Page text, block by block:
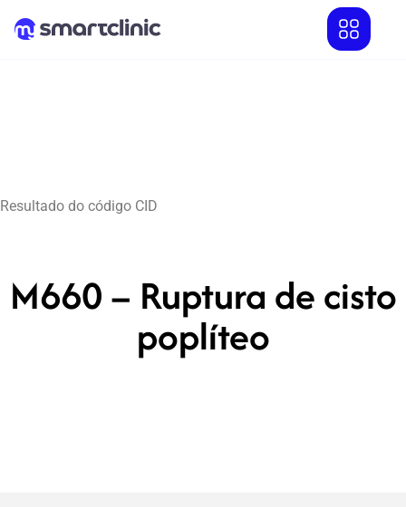
Resultado do código CID
M660 – Ruptura de cisto
poplíteo